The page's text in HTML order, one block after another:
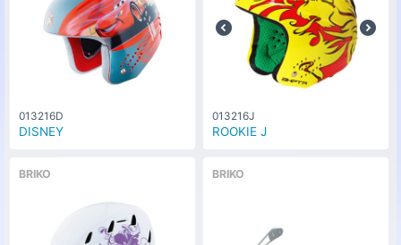
013216D
DISNEY
013216J
ROOKIE J
BRIKO BRIKO